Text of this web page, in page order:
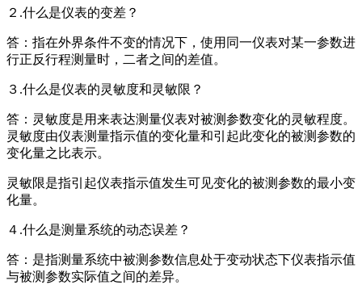
２.什么是仪表的变差？
答：指在外界条件不变的情况下，使用同一仪表对某一参数进
行正反行程测量时，二者之间的差值。
３.什么是仪表的灵敏度和灵敏限？
答：灵敏度是用来表达测量仪表对被测参数变化的灵敏程度。
灵敏度由仪表测量指示值的变化量和引起此变化的被测参数的
变化量之比表示。
灵敏限是指引起仪表指示值发生可见变化的被测参数的最小变
化量。
４.什么是测量系统的动态误差？
答：是指测量系统中被测参数信息处于变动状态下仪表指示值
与被测参数实际值之间的差异。